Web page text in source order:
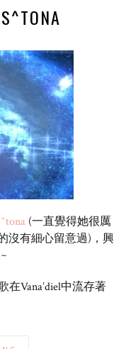
(一直覺得她很厲
沒有細心留意過)，興
在Vana’diel中流存著